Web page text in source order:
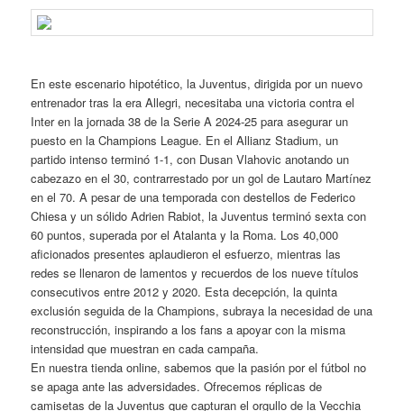
En este escenario hipotético, la Juventus, dirigida por un nuevo
entrenador tras la era Allegri, necesitaba una victoria contra el
Inter en la jornada 38 de la Serie A 2024-25 para asegurar un
puesto en la Champions League. En el Allianz Stadium, un
partido intenso terminó 1-1, con Dusan Vlahovic anotando un
cabezazo en el 30, contrarrestado por un gol de Lautaro Martínez
en el 70. A pesar de una temporada con destellos de Federico
Chiesa y un sólido Adrien Rabiot, la Juventus terminó sexta con
60 puntos, superada por el Atalanta y la Roma. Los 40,000
aficionados presentes aplaudieron el esfuerzo, mientras las
redes se llenaron de lamentos y recuerdos de los nueve títulos
consecutivos entre 2012 y 2020. Esta decepción, la quinta
exclusión seguida de la Champions, subraya la necesidad de una
reconstrucción, inspirando a los fans a apoyar con la misma
intensidad que muestran en cada campaña.
En nuestra tienda online, sabemos que la pasión por el fútbol no
se apaga ante las adversidades. Ofrecemos réplicas de
camisetas de la Juventus que capturan el orgullo de la Vecchia